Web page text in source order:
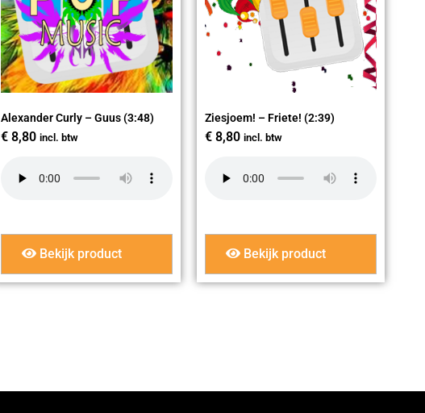
Alexander Curly – Guus (3:48)
€ 8,80 incl. btw
Bekijk product
Ziesjoem! – Friete! (2:39)
€ 8,80 incl. btw
Bekijk product